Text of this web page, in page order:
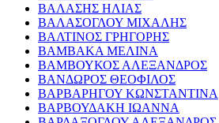
ΒΑΛΑΣΗΣ ΗΛΙΑΣ
ΒΑΛΑΣΟΓΛΟΥ ΜΙΧΑΛΗΣ
ΒΑΛΤΙΝΟΣ ΓΡΗΓΟΡΗΣ
ΒΑΜΒΑΚΑ ΜΕΛΙΝΑ
ΒΑΜΒΟΥΚΟΣ ΑΛΕΞΑΝΔΡΟΣ
ΒΑΝΔΩΡΟΣ ΘΕΟΦΙΛΟΣ
ΒΑΡΒΑΡΗΓΟΥ ΚΩΝΣΤΑΝΤΙΝΑ
ΒΑΡΒΟΥΔΑΚΗ ΙΩΑΝΝΑ